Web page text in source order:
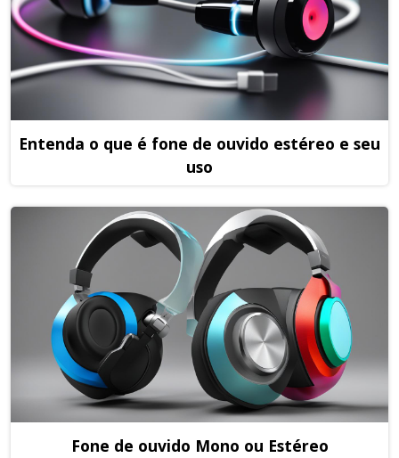
Entenda o que é fone de ouvido estéreo e seu
uso
Fone de ouvido Mono ou Estéreo